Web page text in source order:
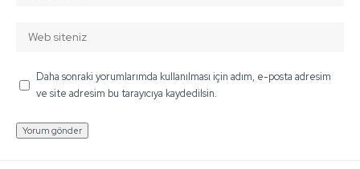
Daha sonraki yorumlarımda kullanılması için adım, e-posta adresim
ve site adresim bu tarayıcıya kaydedilsin.